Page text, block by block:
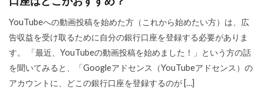
YouTubeへの動画投稿を始めた方（これから始めたい方）は、広
告収益を受け取るために自分の銀行口座を登録する必要がありま
す。 「最近、YouTubeの動画投稿を始めました！」という方の話
を聞いてみると、「Googleアドセンス（YouTubeアドセンス）の
アカウントに、どこの銀行口座を登録するのが […]